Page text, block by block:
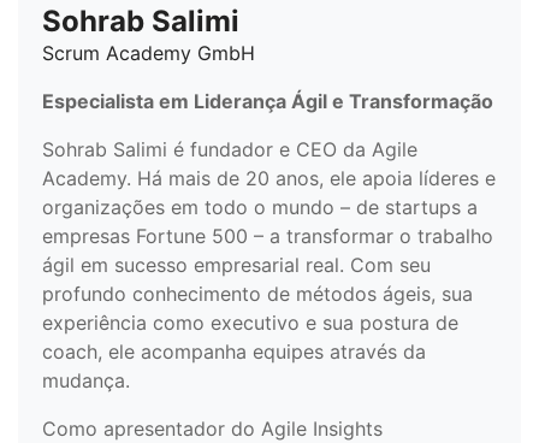
Sohrab Salimi
Scrum Academy GmbH
Especialista em Liderança Ágil e Transformação
Sohrab Salimi é fundador e CEO da Agile
Academy. Há mais de 20 anos, ele apoia líderes e
organizações em todo o mundo – de startups a
empresas Fortune 500 – a transformar o trabalho
ágil em sucesso empresarial real. Com seu
profundo conhecimento de métodos ágeis, sua
experiência como executivo e sua postura de
coach, ele acompanha equipes através da
mudança.
Como apresentador do Agile Insights